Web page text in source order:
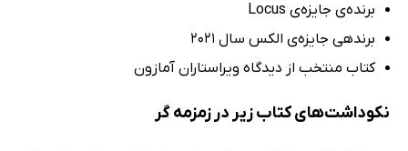
برنده‌ی جایزه‌ی Locus
برندهی جایزه‌ی الکس سال 2021
کتاب منتخب از دیدگاه ویراستاران آمازون
نکوداشت‌های کتاب زیر در زمزمه گر